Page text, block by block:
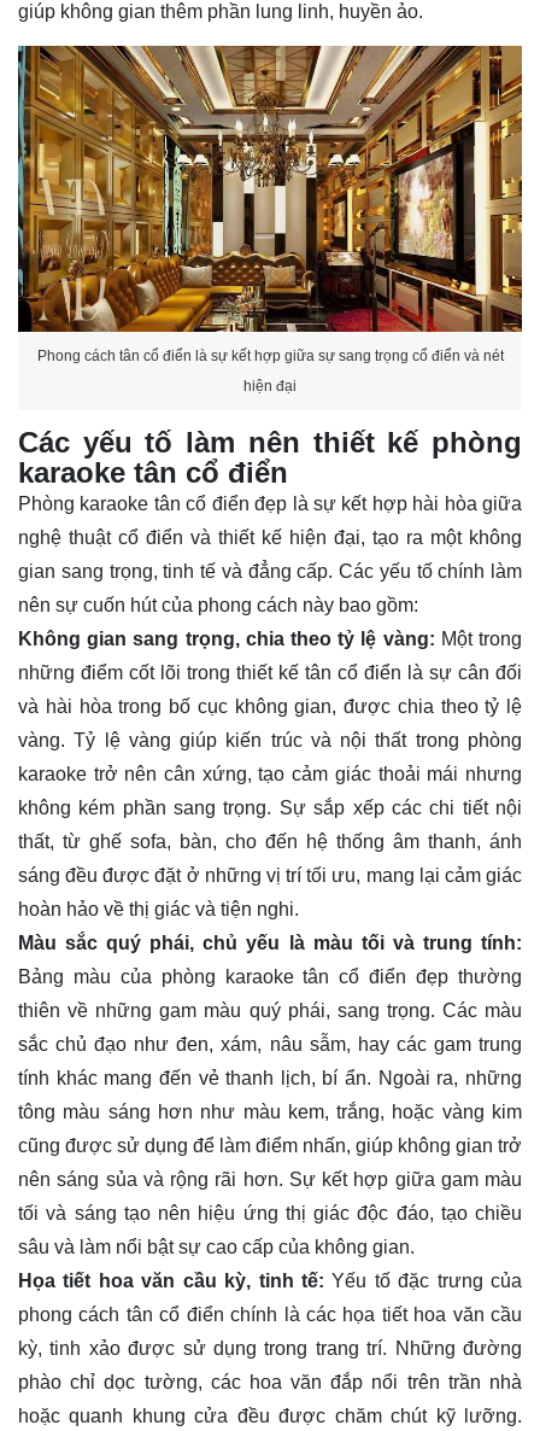
giúp không gian thêm phần lung linh, huyền ảo.
Phong cách tân cổ điển là sự kết hợp giữa sự sang trọng cổ điển và nét
hiện đại
Các yếu tố làm nên thiết kế phòng
karaoke tân cổ điển
Phòng karaoke tân cổ điển đẹp là sự kết hợp hài hòa giữa
nghệ thuật cổ điển và thiết kế hiện đại, tạo ra một không
gian sang trọng, tinh tế và đẳng cấp. Các yếu tố chính làm
nên sự cuốn hút của phong cách này bao gồm:
Không gian sang trọng, chia theo tỷ lệ vàng: Một trong
những điểm cốt lõi trong thiết kế tân cổ điển là sự cân đối
và hài hòa trong bố cục không gian, được chia theo tỷ lệ
vàng. Tỷ lệ vàng giúp kiến trúc và nội thất trong phòng
karaoke trở nên cân xứng, tạo cảm giác thoải mái nhưng
không kém phần sang trọng. Sự sắp xếp các chi tiết nội
thất, từ ghế sofa, bàn, cho đến hệ thống âm thanh, ánh
sáng đều được đặt ở những vị trí tối ưu, mang lại cảm giác
hoàn hảo về thị giác và tiện nghi.
Màu sắc quý phái, chủ yếu là màu tối và trung tính:
Bảng màu của phòng karaoke tân cổ điển đẹp thường
thiên về những gam màu quý phái, sang trọng. Các màu
sắc chủ đạo như đen, xám, nâu sẫm, hay các gam trung
tính khác mang đến vẻ thanh lịch, bí ẩn. Ngoài ra, những
tông màu sáng hơn như màu kem, trắng, hoặc vàng kim
cũng được sử dụng để làm điểm nhấn, giúp không gian trở
nên sáng sủa và rộng rãi hơn. Sự kết hợp giữa gam màu
tối và sáng tạo nên hiệu ứng thị giác độc đáo, tạo chiều
sâu và làm nổi bật sự cao cấp của không gian.
Họa tiết hoa văn cầu kỳ, tinh tế:Yếu tố đặc trưng của
phong cách tân cổ điển chính là các họa tiết hoa văn cầu
kỳ, tinh xảo được sử dụng trong trang trí. Những đường
phào chỉ dọc tường, các hoa văn đắp nổi trên trần nhà
hoặc quanh khung cửa đều được chăm chút kỹ lưỡng.